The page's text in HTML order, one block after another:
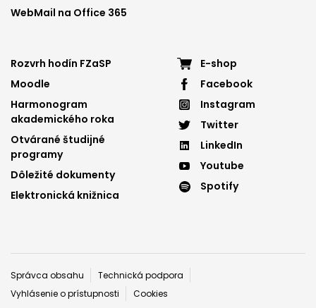
WebMail na Office 365
Footer
menu
3
Rozvrh hodín FZaSP
Moodle
Harmonogram
akademického roka
Otvárané študijné
programy
Dôležité dokumenty
Elektronická knižnica
Footer
menu
4
E-shop
Facebook
Instagram
Twitter
LinkedIn
Youtube
Spotify
Päta
Správca obsahu
Technická podpora
Vyhlásenie o prístupnosti
Cookies